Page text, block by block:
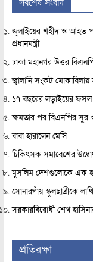
জুলাইয়ের শহীদ ও আহত
প্রধানমন্ত্রী
ঢাকা মহানগর উত্তর
জ্বালানি সংকট মোকাবিলায়
১৭ বছরের লড়াইয়ের ফসল
ক্ষমতার পর বিএনপির সুর
বাবা হারালেন মেসি
চিকিৎসক সমাবেশের
মুসলিম দেশগুলোকে এক
সোনারগাঁয় স্কুলছাত্রীকে
সরকারবিরোধী শেখ
প্রতিরক্ষা